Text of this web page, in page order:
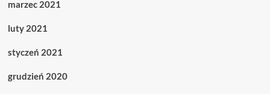
marzec 2021
luty 2021
styczeń 2021
grudzień 2020